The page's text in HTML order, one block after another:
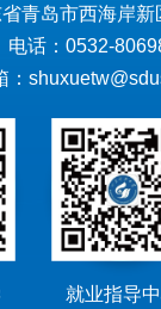
青岛市西海岸
电话：0532-
：
就业指导